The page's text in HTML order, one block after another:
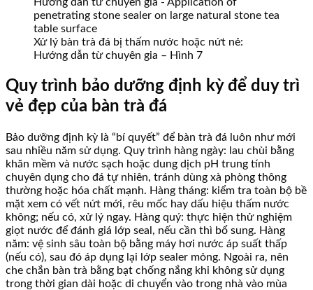
Xử lý bàn trà đá bị thấm nước hoặc nứt nẻ:
Hướng dẫn từ chuyên gia – Hình 7
Quy trình bảo dưỡng định kỳ để duy trì
vẻ đẹp của bàn trà đá
Bảo dưỡng định kỳ là “bí quyết” để bàn trà đá luôn như mới
sau nhiều năm sử dụng. Quy trình hàng ngày: lau chùi bằng
khăn mềm và nước sạch hoặc dung dịch pH trung tính
chuyên dụng cho đá tự nhiên, tránh dùng xà phòng thông
thường hoặc hóa chất mạnh. Hàng tháng: kiểm tra toàn bộ bề
mặt xem có vết nứt mới, rêu mốc hay dấu hiệu thấm nước
không; nếu có, xử lý ngay. Hàng quý: thực hiện thử nghiệm
giọt nước để đánh giá lớp seal, nếu cần thì bổ sung. Hàng
năm: vệ sinh sâu toàn bộ bằng máy hơi nước áp suất thấp
(nếu có), sau đó áp dụng lại lớp sealer mỏng. Ngoài ra, nên
che chắn bàn trà bằng bạt chống nắng khi không sử dụng
trong thời gian dài hoặc di chuyển vào trong nhà vào mùa